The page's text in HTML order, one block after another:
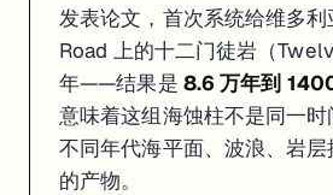
发表论文，首次系统给维多
Road 上的十二门徒岩（
年——结果是 8.6 万年到
意味着这组海蚀柱不是同一
不同年代海平面、波浪、岩
的产物。